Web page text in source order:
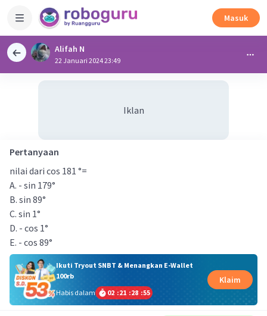
Masuk
Alifah N
22 Januari 2024 23:49
Iklan
Pertanyaan
nilai dari cos 181 °=
A. - sin 179°
B. sin 89°
C. sin 1°
D. - cos 1°
E. - cos 89°
Ikuti Tryout SNBT & Menangkan E-Wallet
100rb
Habis dalam
02 :21 :28 :55
Klaim